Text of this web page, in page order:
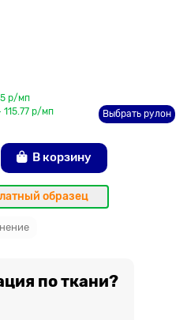
р/мп
р/мп
Выбрать рулон
В корзину
образец
по ткани?